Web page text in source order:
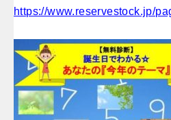
https://www.reservestock.jp/